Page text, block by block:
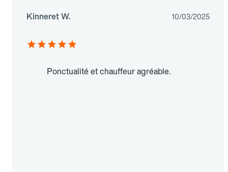
Kinneret W. 10/03/2025
Ponctualité et chauffeur agréable.